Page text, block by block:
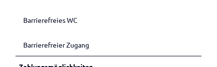
Barrierefreies WC
Barrierefreier Zugang